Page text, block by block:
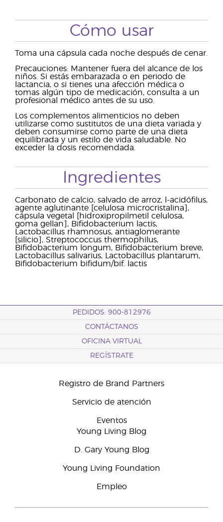
Cómo usar
Toma una cápsula cada noche después de cenar.
Precauciones: Mantener fuera del alcance de los
niños. Si estás embarazada o en periodo de
lactancia, o si tienes una afección médica o
tomas algún tipo de medicación, consulta a un
profesional médico antes de su uso.
Los complementos alimenticios no deben
utilizarse como sustitutos de una dieta variada y
deben consumirse como parte de una dieta
equilibrada y un estilo de vida saludable. No
exceder la dosis recomendada.
Ingredientes
Carbonato de calcio, salvado de arroz, l-acidófilus,
agente aglutinante [celulosa microcristalina],
cápsula vegetal [hidroxipropilmetil celulosa,
goma gellan], Bifidobacterium lactis,
Lactobacillus rhamnosus, antiaglomerante
[silicio], Streptococcus thermophilus,
Bifidobacterium longum, Bifidobacterium breve,
Lactobacillus salivarius, Lactobacillus plantarum,
Bifidobacterium bifidum/bif. lactis
PEDIDOS: 900-812976
CONTÁCTANOS
OFICINA VIRTUAL
REGÍSTRATE
Registro de Brand Partners
Servicio de atención
Eventos
Young Living Blog
D. Gary Young Blog
Young Living Foundation
Empleo